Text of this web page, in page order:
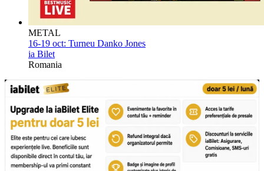
METAL
16-19 oct: Turneu Danko Jones
ia Bilet
Romania